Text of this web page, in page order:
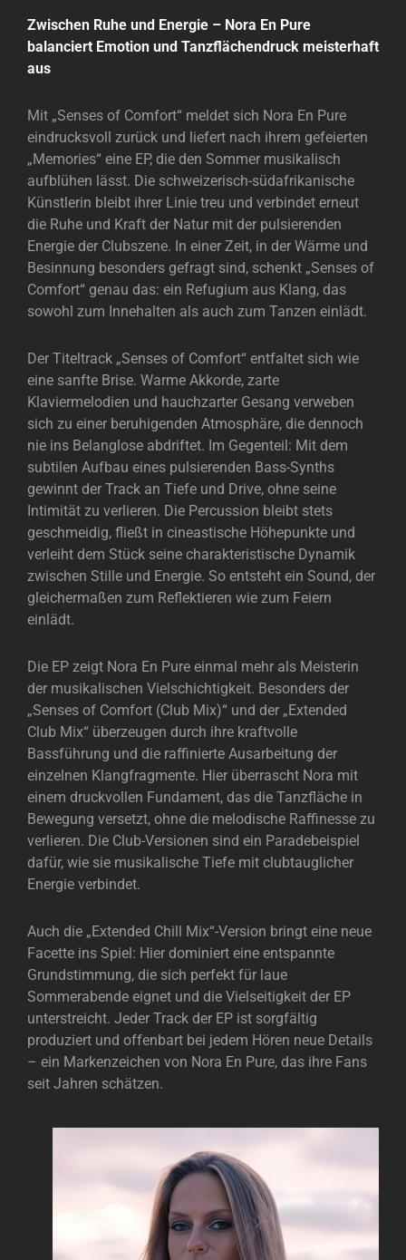
Zwischen Ruhe und Energie – Nora En Pure
balanciert Emotion und Tanzflächendruck meisterhaft
aus
Mit „Senses of Comfort“ meldet sich Nora En Pure
eindrucksvoll zurück und liefert nach ihrem gefeierten
„Memories“ eine EP, die den Sommer musikalisch
aufblühen lässt. Die schweizerisch-südafrikanische
Künstlerin bleibt ihrer Linie treu und verbindet erneut
die Ruhe und Kraft der Natur mit der pulsierenden
Energie der Clubszene. In einer Zeit, in der Wärme und
Besinnung besonders gefragt sind, schenkt „Senses of
Comfort“ genau das: ein Refugium aus Klang, das
sowohl zum Innehalten als auch zum Tanzen einlädt.
Der Titeltrack „Senses of Comfort“ entfaltet sich wie
eine sanfte Brise. Warme Akkorde, zarte
Klaviermelodien und hauchzarter Gesang verweben
sich zu einer beruhigenden Atmosphäre, die dennoch
nie ins Belanglose abdriftet. Im Gegenteil: Mit dem
subtilen Aufbau eines pulsierenden Bass-Synths
gewinnt der Track an Tiefe und Drive, ohne seine
Intimität zu verlieren. Die Percussion bleibt stets
geschmeidig, fließt in cineastische Höhepunkte und
verleiht dem Stück seine charakteristische Dynamik
zwischen Stille und Energie. So entsteht ein Sound, der
gleichermaßen zum Reflektieren wie zum Feiern
einlädt.
Die EP zeigt Nora En Pure einmal mehr als Meisterin
der musikalischen Vielschichtigkeit. Besonders der
„Senses of Comfort (Club Mix)“ und der „Extended
Club Mix“ überzeugen durch ihre kraftvolle
Bassführung und die raffinierte Ausarbeitung der
einzelnen Klangfragmente. Hier überrascht Nora mit
einem druckvollen Fundament, das die Tanzfläche in
Bewegung versetzt, ohne die melodische Raffinesse zu
verlieren. Die Club-Versionen sind ein Paradebeispiel
dafür, wie sie musikalische Tiefe mit clubtauglicher
Energie verbindet.
Auch die „Extended Chill Mix“-Version bringt eine neue
Facette ins Spiel: Hier dominiert eine entspannte
Grundstimmung, die sich perfekt für laue
Sommerabende eignet und die Vielseitigkeit der EP
unterstreicht. Jeder Track der EP ist sorgfältig
produziert und offenbart bei jedem Hören neue Details
– ein Markenzeichen von Nora En Pure, das ihre Fans
seit Jahren schätzen.